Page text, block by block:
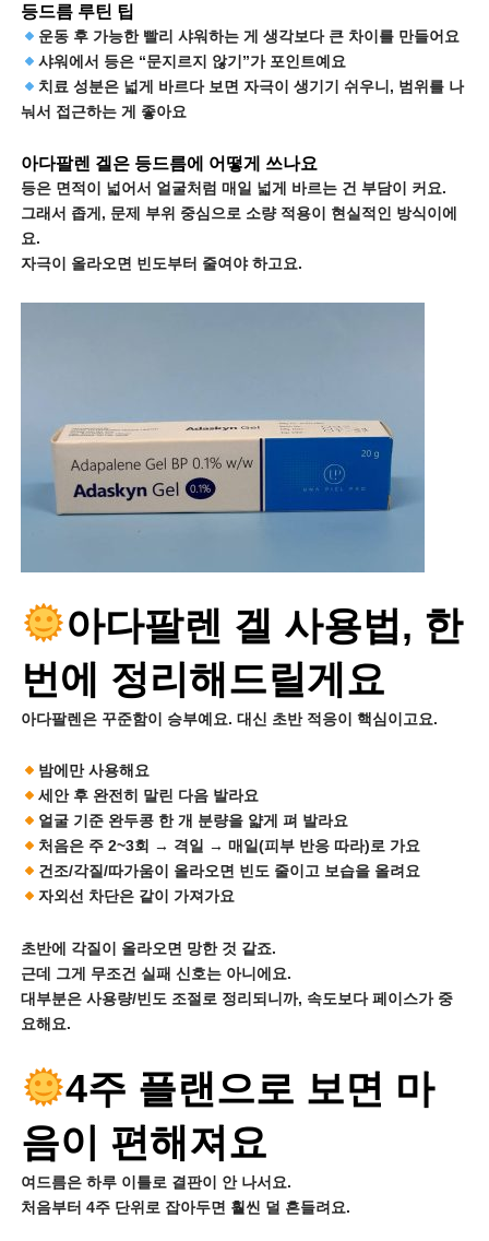
등드름 루틴 팁
운동 후 가능한 빨리 샤워하는 게 생각보다 큰 차이를 만들어요
샤워에서 등은 “문지르지 않기”가 포인트예요
치료 성분은 넓게 바르다 보면 자극이 생기기 쉬우니, 범위를 나
눠서 접근하는 게 좋아요
아다팔렌 겔은 등드름에 어떻게 쓰나요
등은 면적이 넓어서 얼굴처럼 매일 넓게 바르는 건 부담이 커요.
그래서 좁게, 문제 부위 중심으로 소량 적용이 현실적인 방식이에
요.
자극이 올라오면 빈도부터 줄여야 하고요.
아다팔렌 겔 사용법, 한
번에 정리해드릴게요
아다팔렌은 꾸준함이 승부예요. 대신 초반 적응이 핵심이고요.
밤에만 사용해요
세안 후 완전히 말린 다음 발라요
얼굴 기준 완두콩 한 개 분량을 얇게 펴 발라요
처음은 주 2~3회 → 격일 → 매일(피부 반응 따라)로 가요
건조/각질/따가움이 올라오면 빈도 줄이고 보습을 올려요
자외선 차단은 같이 가져가요
초반에 각질이 올라오면 망한 것 같죠.
근데 그게 무조건 실패 신호는 아니에요.
대부분은 사용량/빈도 조절로 정리되니까, 속도보다 페이스가 중
요해요.
4주 플랜으로 보면 마
음이 편해져요
여드름은 하루 이틀로 결판이 안 나서요.
처음부터 4주 단위로 잡아두면 훨씬 덜 흔들려요.